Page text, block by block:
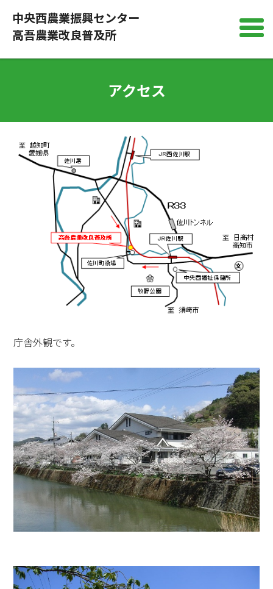
中央西農業振興センター
高吾農業改良普及所
アクセス
庁舎外観です。